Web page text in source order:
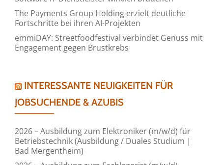
The Payments Group Holding erzielt deutliche
Fortschritte bei ihren AI-Projekten
emmiDAY: Streetfoodfestival verbindet Genuss mit
Engagement gegen Brustkrebs
INTERESSANTE NEUIGKEITEN FÜR
JOBSUCHENDE & AZUBIS
2026 – Ausbildung zum Elektroniker (m/w/d) für
Betriebstechnik (Ausbildung / Duales Studium |
Bad Mergentheim)